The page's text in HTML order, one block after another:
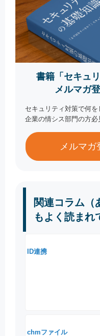
書籍「セキュ
メルマガ
セキュリティ対策で何
企業の情シス部門の方必
メルマガ
関連コラム（
もよく読まれ
ID連携
chmファイル